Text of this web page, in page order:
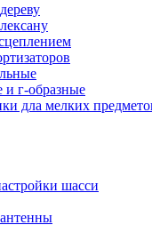
г-образные
дла мелких
шасси